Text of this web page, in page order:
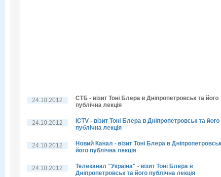
24.10.2012
СТБ - візит Тоні Блера в Дніпропетровськ та його
публічна лекція
24.10.2012
ICTV - візит Тоні Блера в Дніпропетровськ та його
публічна лекція
24.10.2012
Новий Канал - візит Тоні Блера в
його публічна лекція
24.10.2012
Телеканал "Україна" - візит Тоні Блера в
Дніпропетровськ та його публічна лекція